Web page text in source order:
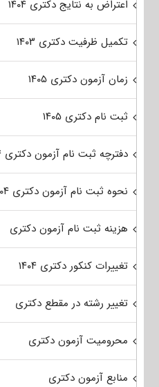
اعتراض به نتایج دکتری ۱۴۰۴
تکمیل ظرفیت دکتری ۱۴۰۳
زمان آزمون دکتری ۱۴۰۵
ثبت نام دکتری ۱۴۰۵
دفترچه ثبت نام آزمون دکتری ۱۴۰۴
نحوه ثبت نام آزمون دکتری ۱۴۰۴
هزینه ثبت نام آزمون دکتری
تغییرات کنکور دکتری ۱۴۰۴
تغییر رشته در مقطع دکتری
محرومیت آزمون دکتری
منابع آزمون دکتری